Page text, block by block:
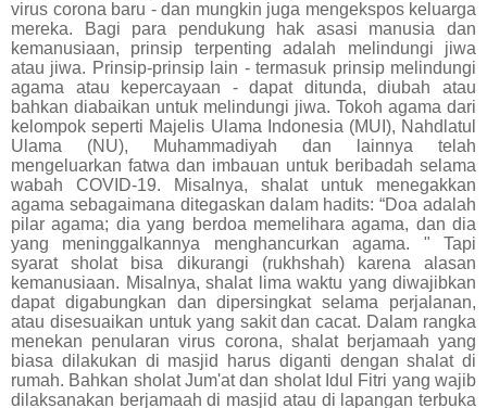
virus corona baru - dan mungkin juga mengekspos keluarga
mereka. Bagi para pendukung hak asasi manusia dan
kemanusiaan, prinsip terpenting adalah melindungi jiwa
atau jiwa. Prinsip-prinsip lain - termasuk prinsip melindungi
agama atau kepercayaan - dapat ditunda, diubah atau
bahkan diabaikan untuk melindungi jiwa. Tokoh agama dari
kelompok seperti Majelis Ulama Indonesia (MUI), Nahdlatul
Ulama (NU), Muhammadiyah dan lainnya telah
mengeluarkan fatwa dan imbauan untuk beribadah selama
wabah COVID-19. Misalnya, shalat untuk menegakkan
agama sebagaimana ditegaskan dalam hadits: “Doa adalah
pilar agama; dia yang berdoa memelihara agama, dan dia
yang meninggalkannya menghancurkan agama. " Tapi
syarat sholat bisa dikurangi (rukhshah) karena alasan
kemanusiaan. Misalnya, shalat lima waktu yang diwajibkan
dapat digabungkan dan dipersingkat selama perjalanan,
atau disesuaikan untuk yang sakit dan cacat. Dalam rangka
menekan penularan virus corona, shalat berjamaah yang
biasa dilakukan di masjid harus diganti dengan shalat di
rumah. Bahkan sholat Jum'at dan sholat Idul Fitri yang wajib
dilaksanakan berjamaah di masjid atau di lapangan terbuka